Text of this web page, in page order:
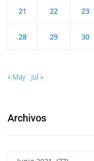
21 22 23
28 29 30
« May Jul »
Archivos